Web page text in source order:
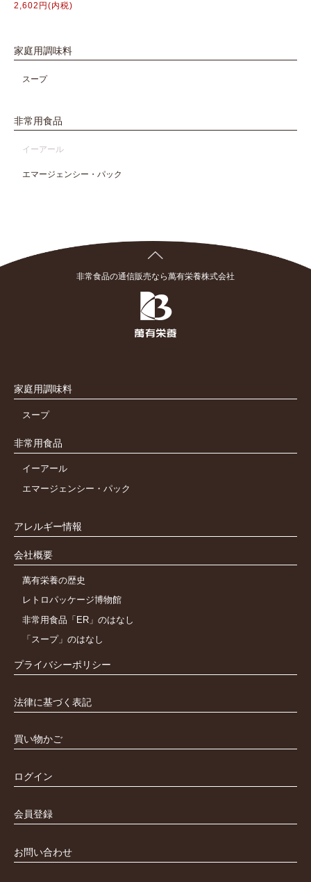
2,602円(内税)
家庭用調味料
スープ
非常用食品
イーアール
エマージェンシー・パック
非常食品の通信販売なら萬有栄養株式会社
家庭用調味料
スープ
非常用食品
イーアール
エマージェンシー・パック
アレルギー情報
会社概要
萬有栄養の歴史
レトロパッケージ博物館
非常用食品「ER」のはなし
「スープ」のはなし
プライバシーポリシー
法律に基づく表記
買い物かご
ログイン
会員登録
お問い合わせ